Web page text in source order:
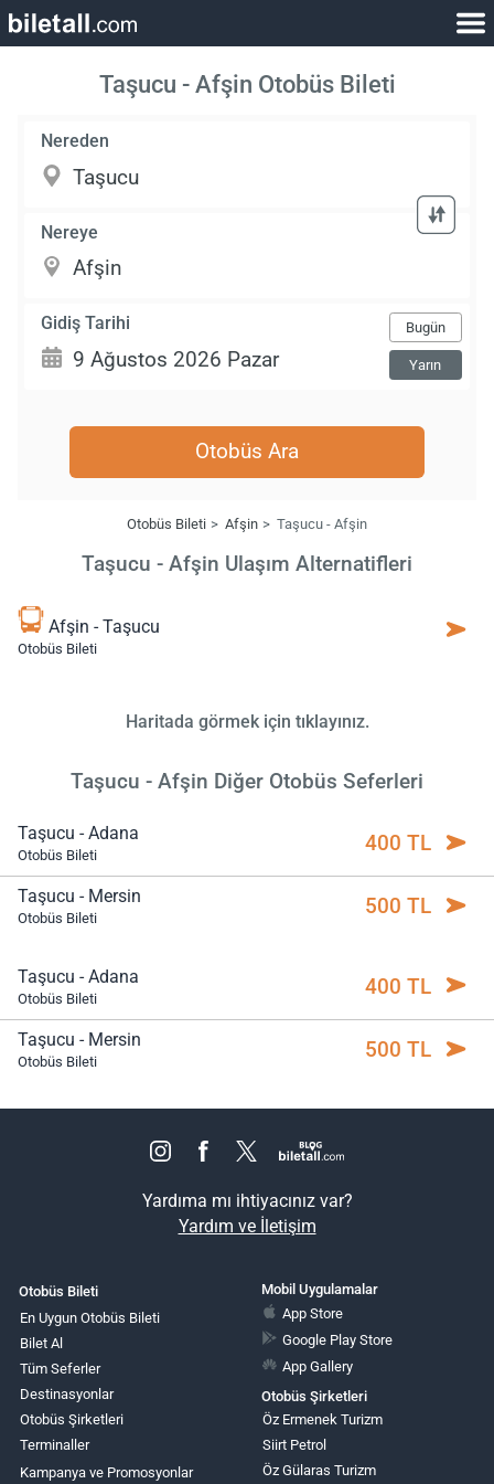
Taşucu - Afşin Otobüs Bileti
Nereden
Nereye
Gidiş Tarihi Bugün
Yarın
Otobüs Ara
Otobüs Bileti Afşin Taşucu - Afşin
Taşucu - Afşin Ulaşım Alternatifleri
Afşin - Taşucu
Otobüs Bileti
Haritada görmek için tıklayınız.
Taşucu - Afşin Diğer Otobüs Seferleri
Taşucu - Adana
Otobüs Bileti 400 TL
Taşucu - Mersin
Otobüs Bileti 500 TL
Taşucu - Adana
Otobüs Bileti 400 TL
Taşucu - Mersin
Otobüs Bileti 500 TL
Yardıma mı ihtiyacınız var?
Yardım ve İletişim
Otobüs Bileti
En Uygun Otobüs Bileti
Bilet Al
Tüm Seferler
Destinasyonlar
Otobüs Şirketleri
Terminaller
Kampanya ve Promosyonlar
Mobil Uygulamalar
App Store
Google Play Store
App Gallery
Otobüs Şirketleri
Öz Ermenek Turizm
Siirt Petrol
Öz Gülaras Turizm